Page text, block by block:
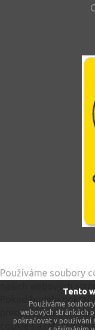
Tento
Používáme
webových stránkách
pokračovat v používání
Používáme soubory
našich webových
Pokud budete
předpokládat, že
cookie na této